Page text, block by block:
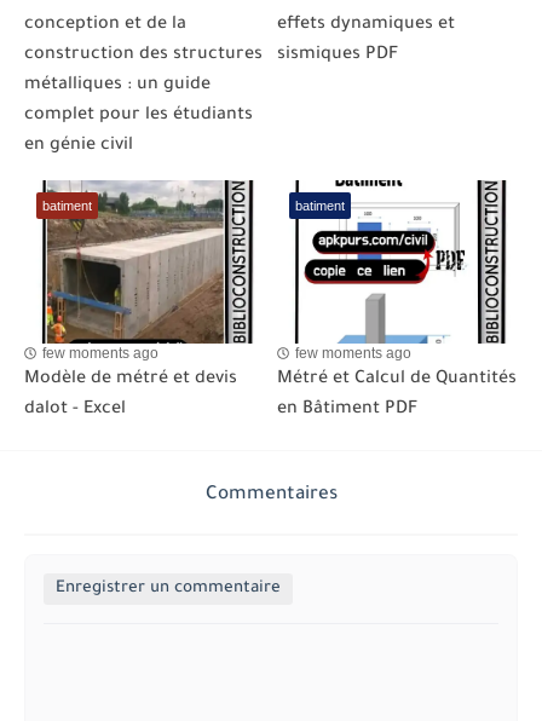
conception et de la
construction des structures
métalliques : un guide
complet pour les étudiants
en génie civil
effets dynamiques et
sismiques PDF
batiment
few moments ago
Modèle de métré et devis
dalot - Excel
batiment
few moments ago
Métré et Calcul de Quantités
en Bâtiment PDF
Commentaires
Enregistrer un commentaire